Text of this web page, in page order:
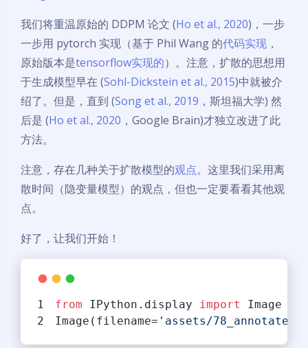
我们将重温原始的 DDPM 论文 (Ho et al., 2020)，一步
一步用 pytorch 实现（基于 Phil Wang 的代码实现 ，
原始版本是tensorflow实现的）。注意，扩散的思想用
于生成模型早在 (Sohl-Dickstein et al., 2015)中就被介
绍了。但是，直到 (Song et al., 2019 ，斯坦福大学) 然
后是 (Ho et al., 2020 ，Google Brain)才独立改进了此
方法。
注意，存在几种关于扩散模型的观点。这里我们采用离
散时间（隐变量模型）的观点，但也一定要看看其他观
点。
好了，让我们开始！
from IPython.display import
Image
Image(filename= 'assets/